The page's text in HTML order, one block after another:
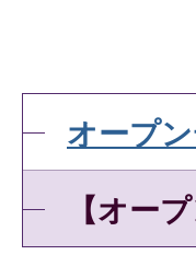
オープ
【オー